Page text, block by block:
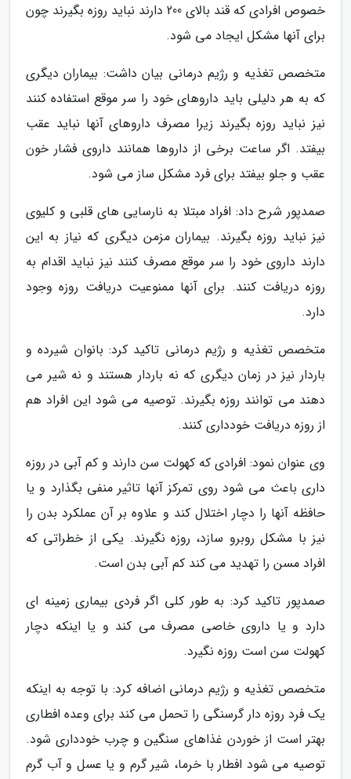
خصوص افرادی که قند بالای 200 دارند نباید روزه بگیرند چون
برای آنها مشکل ایجاد می شود.
متخصص تغذیه و رژیم درمانی بیان داشت: بیماران دیگری
که به هر دلیلی باید داروهای خود را سر موقع استفاده کنند
نیز نباید روزه بگیرند زیرا مصرف داروهای آنها نباید عقب
بیفتد. اگر ساعت برخی از داروها همانند داروی فشار خون
عقب و جلو بیفتد برای فرد مشکل ساز می شود.
صمدپور شرح داد: افراد مبتلا به نارسایی های قلبی و کلیوی
نیز نباید روزه بگیرند. بیماران مزمن دیگری که نیاز به این
دارند داروی خود را سر موقع مصرف کنند نیز نباید اقدام به
روزه دریافت کنند. برای آنها ممنوعیت دریافت روزه وجود
دارد.
متخصص تغذیه و رژیم درمانی تاکید کرد: بانوان شیرده و
باردار نیز در زمان دیگری که نه باردار هستند و نه شیر می
دهند می توانند روزه بگیرند. توصیه می شود این افراد هم
از روزه دریافت خودداری کنند.
وی عنوان نمود: افرادی که کهولت سن دارند و کم آبی در روزه
داری باعث می شود روی تمرکز آنها تاثیر منفی بگذارد و یا
حافظه آنها را دچار اختلال کند و علاوه بر آن عملکرد بدن را
نیز با مشکل روبرو سازد، روزه نگیرند. یکی از خطراتی که
افراد مسن را تهدید می کند کم آبی بدن است.
صمدپور تاکید کرد: به طور کلی اگر فردی بیماری زمینه ای
دارد و یا داروی خاصی مصرف می کند و یا اینکه دچار
کهولت سن است روزه نگیرد.
متخصص تغذیه و رژیم درمانی اضافه کرد: با توجه به اینکه
یک فرد روزه دار گرسنگی را تحمل می کند برای وعده افطاری
بهتر است از خوردن غذاهای سنگین و چرب خودداری شود.
توصیه می شود افطار با خرما، شیر گرم و یا عسل و آب گرم